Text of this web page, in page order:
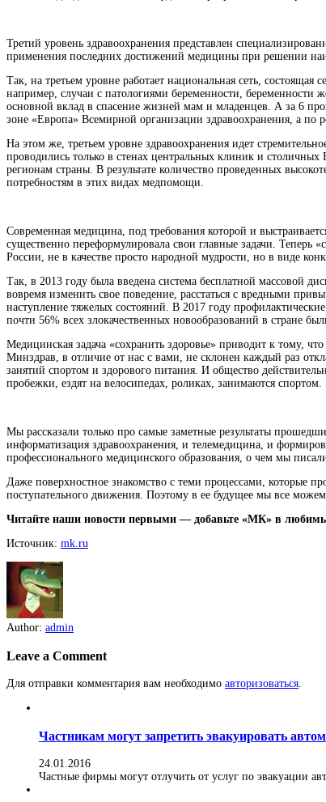
Третий уровень здравоохранения представлен
применения последних достижений медицины при решении
Так, на третьем уровне работает национальная сеть,
например, случаи с патологиями беременности,
основной вклад в спасение жизней мам и младенцев. А за 6
зоне «Европа» Всемирной организации здравоохранения, а по
На этом же, третьем уровне здравоохранения идет
проводились только в стенах центральных клиник и
регионам страны. В результате количество проведенных
потребностям в этих видах медпомощи.
Современная медицина, под требования которой и
существенно переформулировала свои главные задачи.
России, не в качестве просто народной мудрости, но в виде
Так, в 2013 году была введена система бесплатной массовой
вовремя изменить свое поведение, расстаться с вредными
наступление тяжелых состояний. В 2017 году
почти 56% всех злокачественных новообразований в стране
Медицинская задача «сохранить здоровье» приводит к тому,
Минздрав, в отличие от нас с вами, не склонен каждый раз
занятий спортом и здорового питания. И общество
пробежки, ездят на велосипедах, роликах, занимаются спортом.
Мы рассказали только про самые заметные результаты
информатизация здравоохранения, и телемедицина, и
профессионального медицинского образования, о чем мы
Даже поверхностное знакомство с теми процессами, которые
поступательного движения. Поэтому в ее будущее мы все
Читайте наши новости первыми — добавьте «МК» в
Источник: mk.ru
Author: admin
Leave a Comment
Для отправки комментария вам необходимо авторизоваться.
Частникам могут запретить эвакуировать
24.01.2016
Частные фирмы могут отлучить от услуг по эвакуации